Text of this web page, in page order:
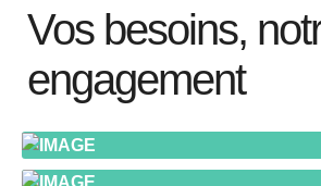
Vos besoins,
engagement